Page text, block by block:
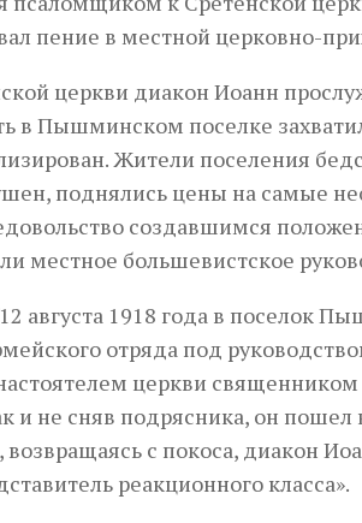
пение в местной церковно-
церкви диакон Иоанн
в Пышминском поселке
Жители поселения
поднялись цены на самые
создавшимся
местное большевистское
августа 1918 года в поселок
отряда под
церкви
и не сняв подрясника, он
с покоса, диакон
реакционного класса».